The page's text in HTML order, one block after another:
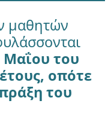
μαθητών
Μαΐου του
οπότε
του